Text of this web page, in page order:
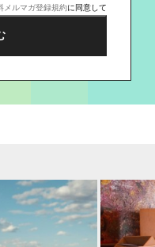
メルマガ登録規約に同意して